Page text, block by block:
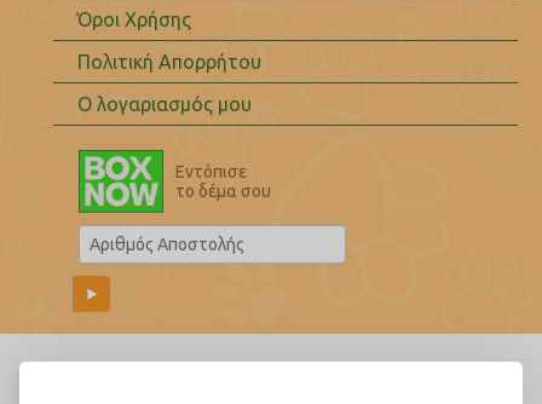
Όροι Χρήσης
Πολιτική Απορρήτου
Ο λογαριασμός μου
Εντόπισε
το δέμα σου